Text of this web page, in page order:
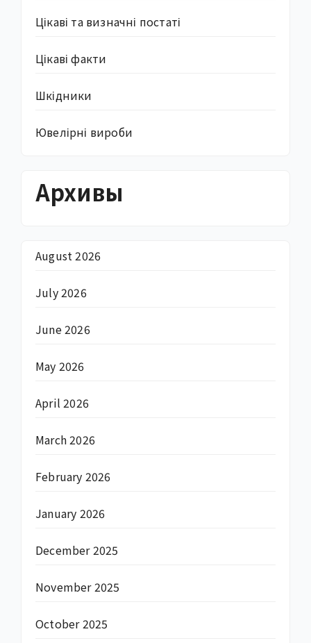
Цікаві та визначні постаті
Цікаві факти
Шкідники
Ювелірні вироби
Архивы
August 2026
July 2026
June 2026
May 2026
April 2026
March 2026
February 2026
January 2026
December 2025
November 2025
October 2025